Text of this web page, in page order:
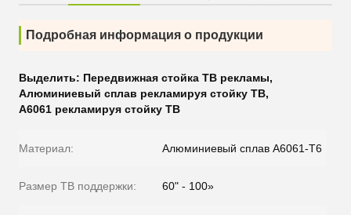
Подробная информация о продукции
Выделить: Передвижная стойка ТВ рекламы,
Алюминиевый сплав рекламируя стойку ТВ,
A6061 рекламируя стойку ТВ
Материал: Алюминиевый сплав A6061-T6
Размер ТВ поддержки: 60" - 100»